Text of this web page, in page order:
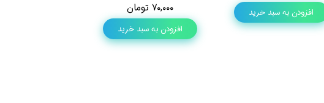
افزودن به سبد خرید ۷۰,۰۰۰ تومان
افزودن به سبد خرید